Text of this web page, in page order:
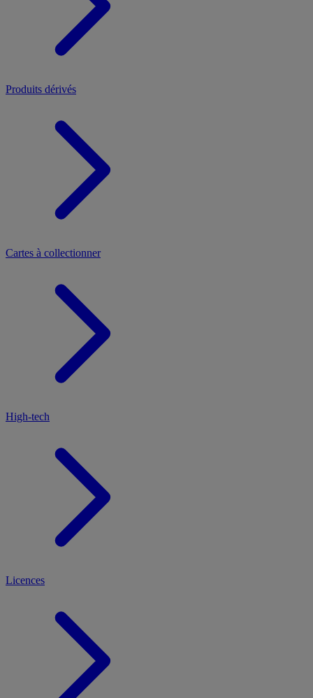
Produits dérivés
Cartes à collectionner
High-tech
Licences